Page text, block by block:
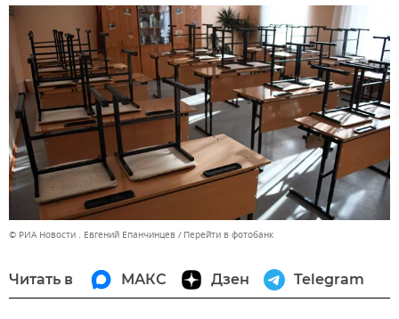
© РИА Новости . Евгений Епанчинцев Перейти в фотобанк
Читать в МАКС Дзен Telegram